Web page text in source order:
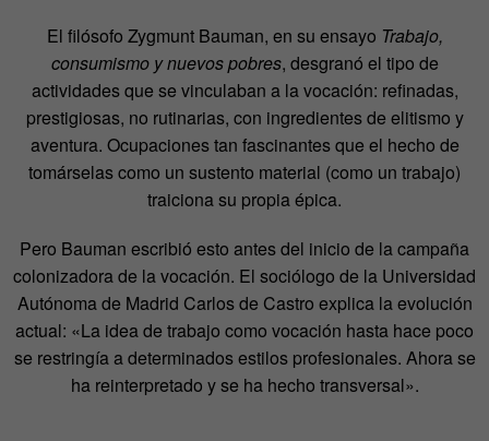
El filósofo Zygmunt Bauman, en su ensayo Trabajo,
consumismo y nuevos pobres, desgranó el tipo de
actividades que se vinculaban a la vocación: refinadas,
prestigiosas, no rutinarias, con ingredientes de elitismo y
aventura. Ocupaciones tan fascinantes que el hecho de
tomárselas como un sustento material (como un trabajo)
traiciona su propia épica.
Pero Bauman escribió esto antes del inicio de la campaña
colonizadora de la vocación. El sociólogo de la Universidad
Autónoma de Madrid Carlos de Castro explica la evolución
actual: «La idea de trabajo como vocación hasta hace poco
se restringía a determinados estilos profesionales. Ahora se
ha reinterpretado y se ha hecho transversal».